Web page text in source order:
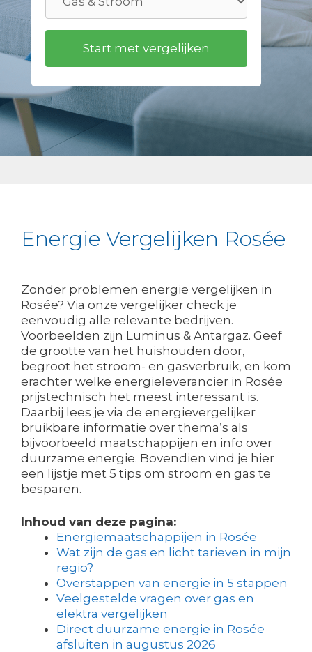
Energie Vergelijken Rosée
Zonder problemen energie vergelijken in
Rosée? Via onze vergelijker check je
eenvoudig alle relevante bedrijven.
Voorbeelden zijn Luminus & Antargaz. Geef
de grootte van het huishouden door,
begroot het stroom- en gasverbruik, en kom
erachter welke energieleverancier in Rosée
prijstechnisch het meest interessant is.
Daarbij lees je via de energievergelijker
bruikbare informatie over thema’s als
bijvoorbeeld maatschappijen en info over
duurzame energie. Bovendien vind je hier
een lijstje met 5 tips om stroom en gas te
besparen.
Inhoud van deze pagina:
Energiemaatschappijen in Rosée
Wat zijn de gas en licht tarieven in mijn
regio?
Overstappen van energie in 5 stappen
Veelgestelde vragen over gas en
elektra vergelijken
Direct duurzame energie in Rosée
afsluiten in augustus 2026